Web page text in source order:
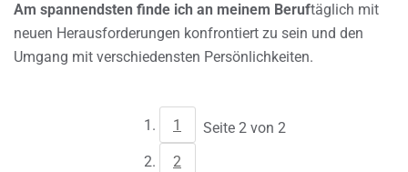
Am spannendsten finde ich an meinem Beruftäglich mit
neuen Herausforderungen konfrontiert zu sein und den
Umgang mit verschiedensten Persönlichkeiten.
1
2
Seite 2 von 2